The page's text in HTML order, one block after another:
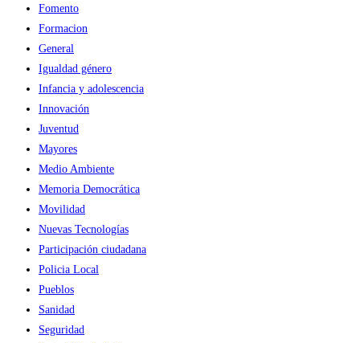
Fomento
Formacion
General
Igualdad género
Infancia y adolescencia
Innovación
Juventud
Mayores
Medio Ambiente
Memoria Democrática
Movilidad
Nuevas Tecnologías
Participación ciudadana
Policia Local
Pueblos
Sanidad
Seguridad